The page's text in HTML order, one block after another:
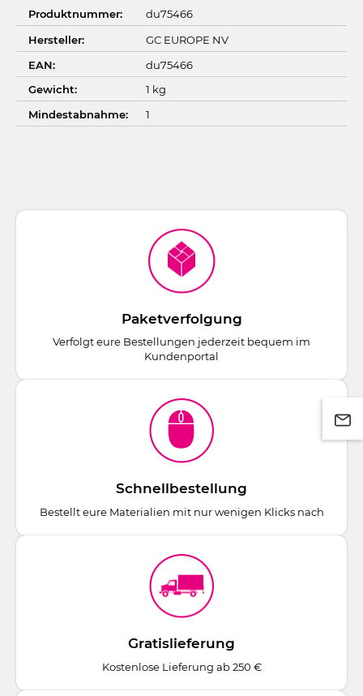
Produktnummer:
du75466
Hersteller:
GC EUROPE NV
EAN:
du75466
Gewicht:
1 kg
Mindestabnahme:
1
Paketverfolgung
Verfolgt eure Bestellungen jederzeit bequem im
Kundenportal
Schnellbestellung
Bestellt eure Materialien mit nur wenigen Klicks nach
Gratislieferung
Kostenlose Lieferung ab 250 €